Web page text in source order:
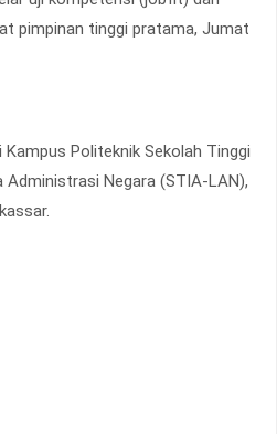
pimpinan tinggi pratama, Jumat
Politeknik Sekolah Tinggi
Negara (STIA-LAN),